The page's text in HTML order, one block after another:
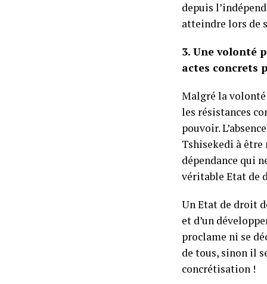
depuis
atteindre lors de
3. Une volonté
actes concrets
Malgré la
les résistances
pouvoir.
Tshisekedi à être
dépendance qui
véritable Etat de
Un Etat de droit
et d’un
proclame ni se
de tous, sinon il
concrétisation !